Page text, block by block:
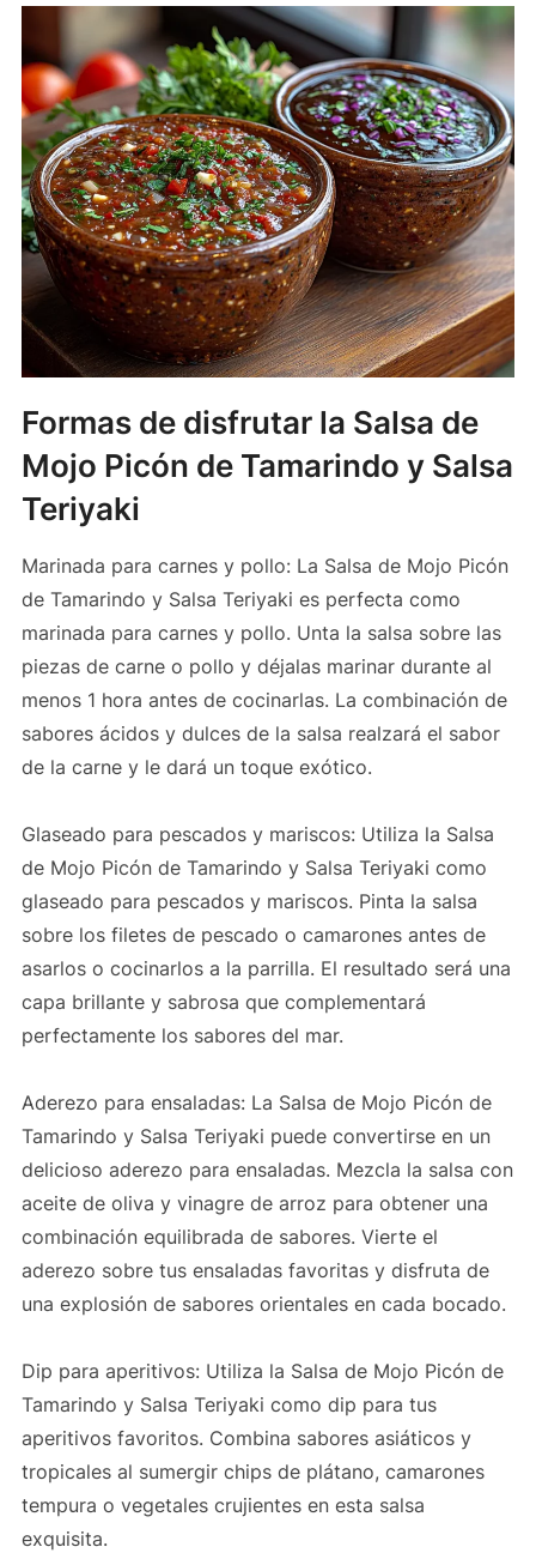
Formas de disfrutar la Salsa de
Mojo Picón de Tamarindo y Salsa
Teriyaki
Marinada para carnes y pollo: La Salsa de Mojo Picón
de Tamarindo y Salsa Teriyaki es perfecta como
marinada para carnes y pollo. Unta la salsa sobre las
piezas de carne o pollo y déjalas marinar durante al
menos 1 hora antes de cocinarlas. La combinación de
sabores ácidos y dulces de la salsa realzará el sabor
de la carne y le dará un toque exótico.
Glaseado para pescados y mariscos: Utiliza la Salsa
de Mojo Picón de Tamarindo y Salsa Teriyaki como
glaseado para pescados y mariscos. Pinta la salsa
sobre los filetes de pescado o camarones antes de
asarlos o cocinarlos a la parrilla. El resultado será una
capa brillante y sabrosa que complementará
perfectamente los sabores del mar.
Aderezo para ensaladas: La Salsa de Mojo Picón de
Tamarindo y Salsa Teriyaki puede convertirse en un
delicioso aderezo para ensaladas. Mezcla la salsa con
aceite de oliva y vinagre de arroz para obtener una
combinación equilibrada de sabores. Vierte el
aderezo sobre tus ensaladas favoritas y disfruta de
una explosión de sabores orientales en cada bocado.
Dip para aperitivos: Utiliza la Salsa de Mojo Picón de
Tamarindo y Salsa Teriyaki como dip para tus
aperitivos favoritos. Combina sabores asiáticos y
tropicales al sumergir chips de plátano, camarones
tempura o vegetales crujientes en esta salsa
exquisita.